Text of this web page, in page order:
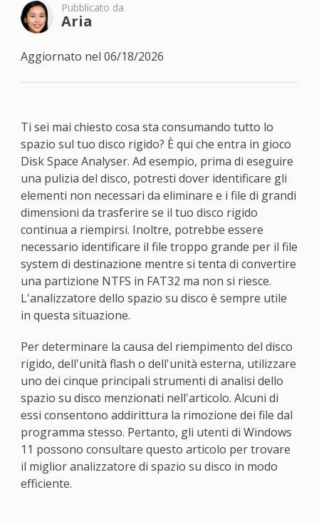
Pubblicato da
Aria
Aggiornato nel 06/18/2026
Ti sei mai chiesto cosa sta consumando tutto lo
spazio sul tuo disco rigido? È qui che entra in gioco
Disk Space Analyser. Ad esempio, prima di eseguire
una pulizia del disco, potresti dover identificare gli
elementi non necessari da eliminare e i file di grandi
dimensioni da trasferire se il tuo disco rigido
continua a riempirsi. Inoltre, potrebbe essere
necessario identificare il file troppo grande per il file
system di destinazione mentre si tenta di convertire
una partizione NTFS in FAT32 ma non si riesce.
L'analizzatore dello spazio su disco è sempre utile
in questa situazione.
Per determinare la causa del riempimento del disco
rigido, dell'unità flash o dell'unità esterna, utilizzare
uno dei cinque principali strumenti di analisi dello
spazio su disco menzionati nell'articolo. Alcuni di
essi consentono addirittura la rimozione dei file dal
programma stesso. Pertanto, gli utenti di Windows
11 possono consultare questo articolo per trovare
il miglior analizzatore di spazio su disco in modo
efficiente.